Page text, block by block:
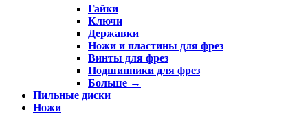
Гайки
Ключи
Державки
Ножи и пластины для фрез
Винты для фрез
Подшипники для фрез
Больше →
Пильные диски
Ножи